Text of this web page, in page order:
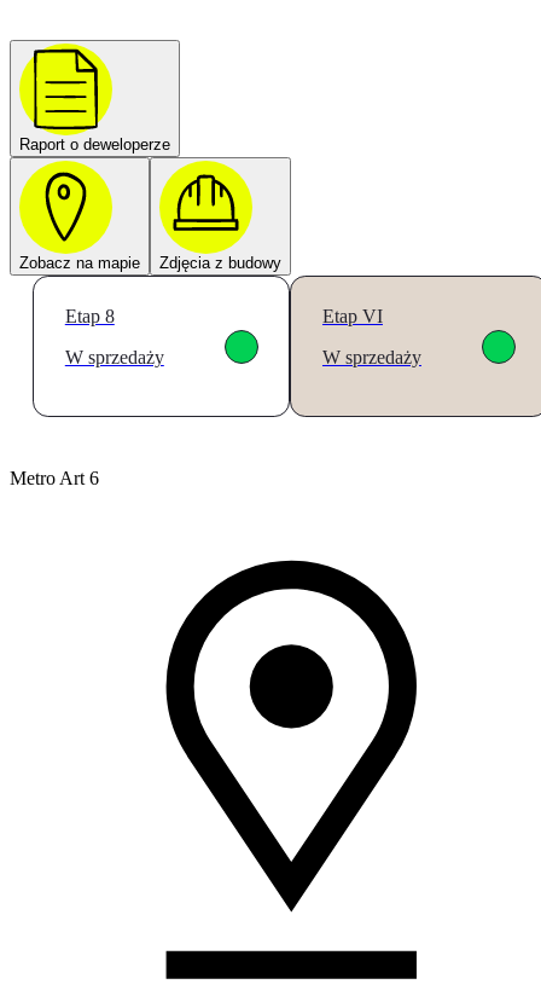
Raport o deweloperze
Zobacz na mapie Zdjęcia z budowy
Etap 8
W sprzedaży
Etap VI
W sprzedaży
Metro Art 6